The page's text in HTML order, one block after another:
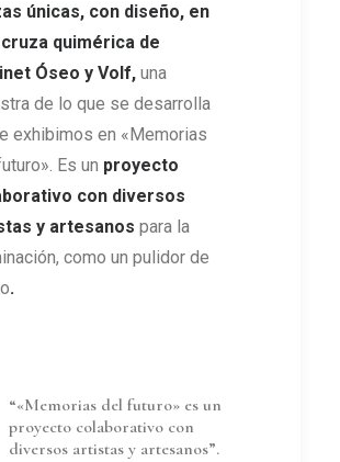
únicas, con diseño, en
quimérica de
Óseo y Volf, una
de lo que se desarrolla
exhibimos en «Memorias
Es un proyecto
con diversos
y artesanos para la
como un pulidor de
.
“«Memorias del futuro» es un
proyecto colaborativo con
diversos artistas y artesanos”.